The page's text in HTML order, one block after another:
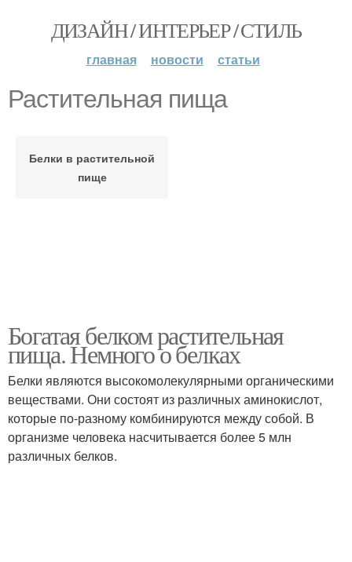
ДИЗАЙН / ИНТЕРЬЕР / СТИЛЬ
главная новости статьи
Растительная пища
Белки в растительной
пище
Богатая белком растительная
пища. Немного о белках
Белки являются высокомолекулярными органическими
веществами. Они состоят из различных аминокислот,
которые по-разному комбинируются между собой. В
организме человека насчитывается более 5 млн
различных белков.